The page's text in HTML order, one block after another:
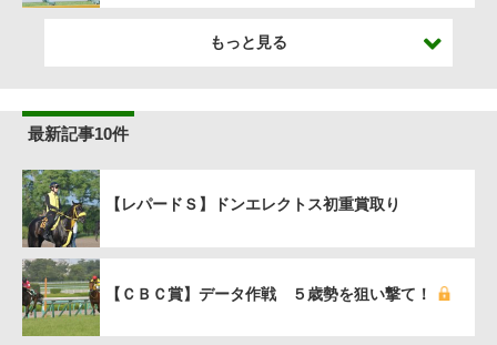
もっと見る
最新記事10件
【レパードＳ】ドンエレクトス初重賞取り
【ＣＢＣ賞】データ作戦 ５歳勢を狙い撃て！